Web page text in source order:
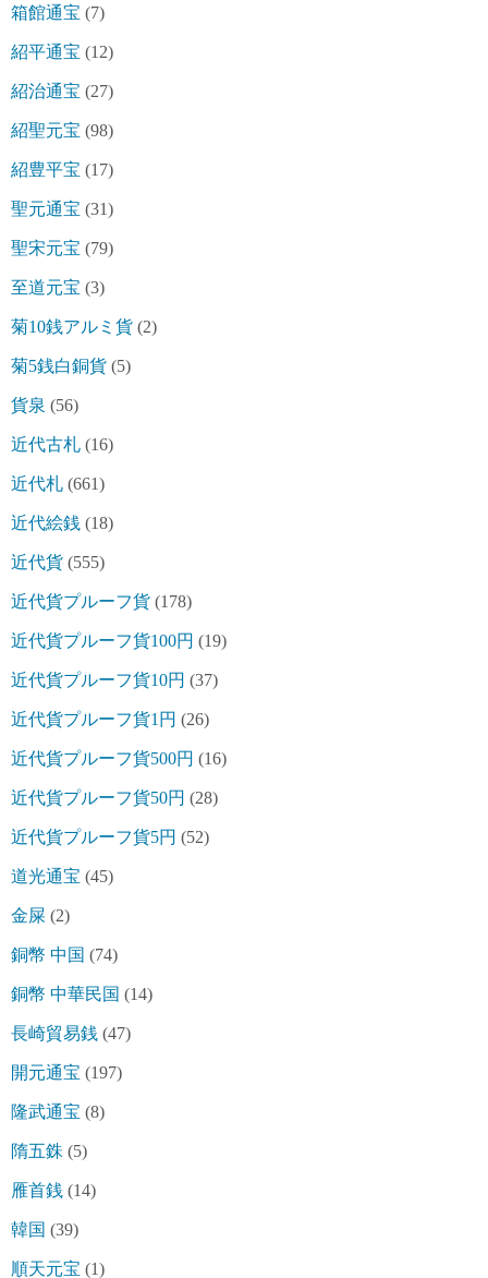
箱館通宝 (7)
紹平通宝 (12)
紹治通宝 (27)
紹聖元宝 (98)
紹豊平宝 (17)
聖元通宝 (31)
聖宋元宝 (79)
至道元宝 (3)
菊10銭アルミ貨 (2)
菊5銭白銅貨 (5)
貨泉 (56)
近代古札 (16)
近代札 (661)
近代絵銭 (18)
近代貨 (555)
近代貨プルーフ貨 (178)
近代貨プルーフ貨100円 (19)
近代貨プルーフ貨10円 (37)
近代貨プルーフ貨1円 (26)
近代貨プルーフ貨500円 (16)
近代貨プルーフ貨50円 (28)
近代貨プルーフ貨5円 (52)
道光通宝 (45)
金屎 (2)
銅幣 中国 (74)
銅幣 中華民国 (14)
長崎貿易銭 (47)
開元通宝 (197)
隆武通宝 (8)
隋五銖 (5)
雁首銭 (14)
韓国 (39)
順天元宝 (1)